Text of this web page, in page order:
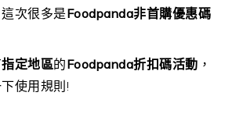
這次很多是Foodpanda非首購優惠碼
指定地區的Foodpanda折扣碼活動 ，
使用規則!